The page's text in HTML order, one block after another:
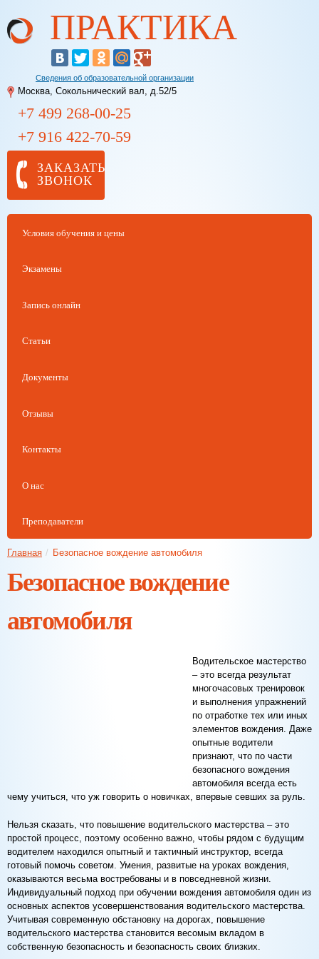
Перейти к
основному
содержанию
ПРАКТИКА
Сведения об образовательной организации
Москва, Сокольнический вал, д.52/5
+7 499 268-00-25
+7 916 422-70-59
ЗАКАЗАТЬ
ЗВОНОК
Условия обучения и цены
Экзамены
Запись онлайн
Статьи
Документы
Отзывы
Контакты
О нас
Преподаватели
Главная / Безопасное вождение автомобиля
Безопасное вождение
автомобиля
Водительское мастерство
– это всегда результат
многочасовых тренировок
и выполнения упражнений
по отработке тех или иных
элементов вождения. Даже
опытные водители
признают, что по части
безопасного вождения
автомобиля всегда есть
чему учиться, что уж говорить о новичках, впервые севших за руль.
Нельзя сказать, что повышение водительского мастерства – это
простой процесс, поэтому особенно важно, чтобы рядом с будущим
водителем находился опытный и тактичный инструктор, всегда
готовый помочь советом. Умения, развитые на уроках вождения,
оказываются весьма востребованы и в повседневной жизни.
Индивидуальный подход при обучении вождения автомобиля один из
основных аспектов усовершенствования водительского мастерства.
Учитывая современную обстановку на дорогах, повышение
водительского мастерства становится весомым вкладом в
собственную безопасность и безопасность своих близких.